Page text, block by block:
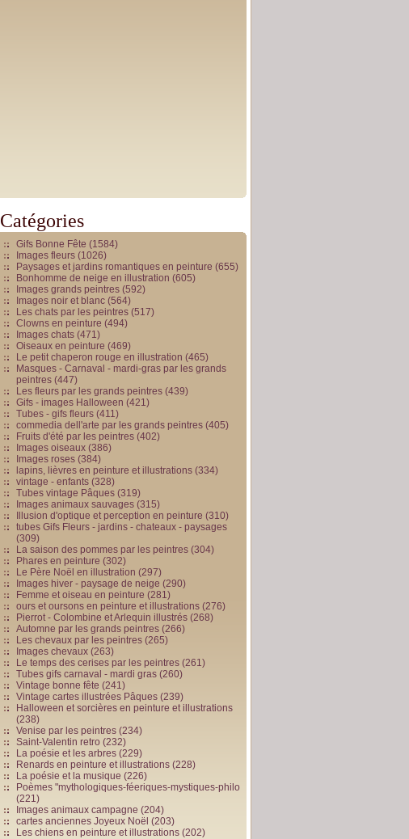
Catégories
Gifs Bonne Fête (1584)
Images fleurs (1026)
Paysages et jardins romantiques en peinture (655)
Bonhomme de neige en illustration (605)
Images grands peintres (592)
Images noir et blanc (564)
Les chats par les peintres (517)
Clowns en peinture (494)
Images chats (471)
Oiseaux en peinture (469)
Le petit chaperon rouge en illustration (465)
Masques - Carnaval - mardi-gras par les grands
peintres (447)
Les fleurs par les grands peintres (439)
Gifs - images Halloween (421)
Tubes - gifs fleurs (411)
commedia dell'arte par les grands peintres (405)
Fruits d'été par les peintres (402)
Images oiseaux (386)
Images roses (384)
lapins, lièvres en peinture et illustrations (334)
vintage - enfants (328)
Tubes vintage Pâques (319)
Images animaux sauvages (315)
Illusion d'optique et perception en peinture (310)
tubes Gifs Fleurs - jardins - chateaux - paysages
(309)
La saison des pommes par les peintres (304)
Phares en peinture (302)
Le Père Noël en illustration (297)
Images hiver - paysage de neige (290)
Femme et oiseau en peinture (281)
ours et oursons en peinture et illustrations (276)
Pierrot - Colombine et Arlequin illustrés (268)
Automne par les grands peintres (266)
Les chevaux par les peintres (265)
Images chevaux (263)
Le temps des cerises par les peintres (261)
Tubes gifs carnaval - mardi gras (260)
Vintage bonne fête (241)
Vintage cartes illustrées Pâques (239)
Halloween et sorcières en peinture et illustrations
(238)
Venise par les peintres (234)
Saint-Valentin retro (232)
La poésie et les arbres (229)
Renards en peinture et illustrations (228)
La poésie et la musique (226)
Poèmes "mythologiques-féeriques-mystiques-philo
(221)
Images animaux campagne (204)
cartes anciennes Joyeux Noël (203)
Les chiens en peinture et illustrations (202)